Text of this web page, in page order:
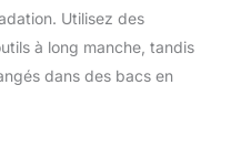
Utilisez des
à long manche, tandis
dans des bacs en